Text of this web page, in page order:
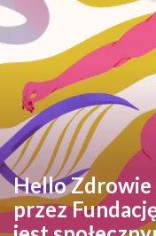
Hello
przez